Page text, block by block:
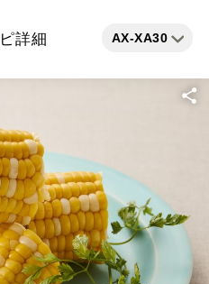
詳細 AX-XA30